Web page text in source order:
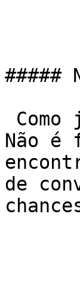
#####
Não é
de